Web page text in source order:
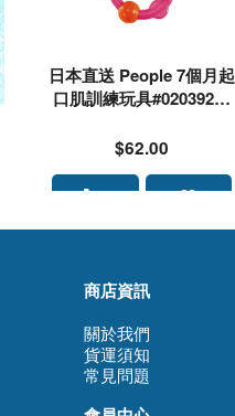
日本直送 People 7個月起
口肌訓練玩具#020392🌟
🙏🏻🥰🥰
$62.00
商店資訊
關於我們
貨運須知
常見問題